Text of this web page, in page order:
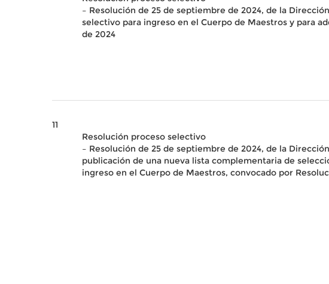
– Resolución de 25 de septiembre de 2024, de la
selectivo para ingreso en el Cuerpo de Maestros y para
de 2024
11
Resolución proceso selectivo
– Resolución de 25 de septiembre de 2024, de la
publicación de una nueva lista complementaria de
ingreso en el Cuerpo de Maestros, convocado por